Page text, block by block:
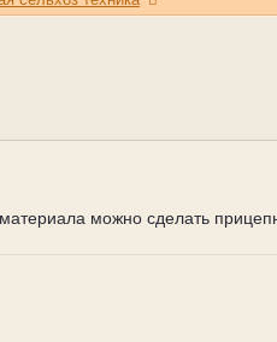
можно сделать